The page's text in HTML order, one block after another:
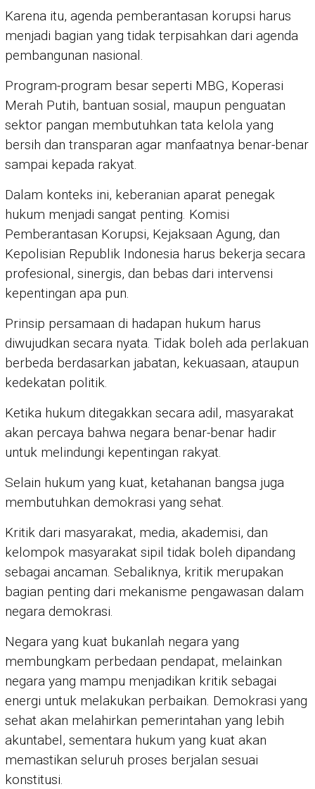
Karena itu, agenda pemberantasan korupsi harus
menjadi bagian yang tidak terpisahkan dari agenda
pembangunan nasional.
Program-program besar seperti MBG, Koperasi
Merah Putih, bantuan sosial, maupun penguatan
sektor pangan membutuhkan tata kelola yang
bersih dan transparan agar manfaatnya benar-benar
sampai kepada rakyat.
Dalam konteks ini, keberanian aparat penegak
hukum menjadi sangat penting. Komisi
Pemberantasan Korupsi, Kejaksaan Agung, dan
Kepolisian Republik Indonesia harus bekerja secara
profesional, sinergis, dan bebas dari intervensi
kepentingan apa pun.
Prinsip persamaan di hadapan hukum harus
diwujudkan secara nyata. Tidak boleh ada perlakuan
berbeda berdasarkan jabatan, kekuasaan, ataupun
kedekatan politik.
Ketika hukum ditegakkan secara adil, masyarakat
akan percaya bahwa negara benar-benar hadir
untuk melindungi kepentingan rakyat.
Selain hukum yang kuat, ketahanan bangsa juga
membutuhkan demokrasi yang sehat.
Kritik dari masyarakat, media, akademisi, dan
kelompok masyarakat sipil tidak boleh dipandang
sebagai ancaman. Sebaliknya, kritik merupakan
bagian penting dari mekanisme pengawasan dalam
negara demokrasi.
Negara yang kuat bukanlah negara yang
membungkam perbedaan pendapat, melainkan
negara yang mampu menjadikan kritik sebagai
energi untuk melakukan perbaikan. Demokrasi yang
sehat akan melahirkan pemerintahan yang lebih
akuntabel, sementara hukum yang kuat akan
memastikan seluruh proses berjalan sesuai
konstitusi.